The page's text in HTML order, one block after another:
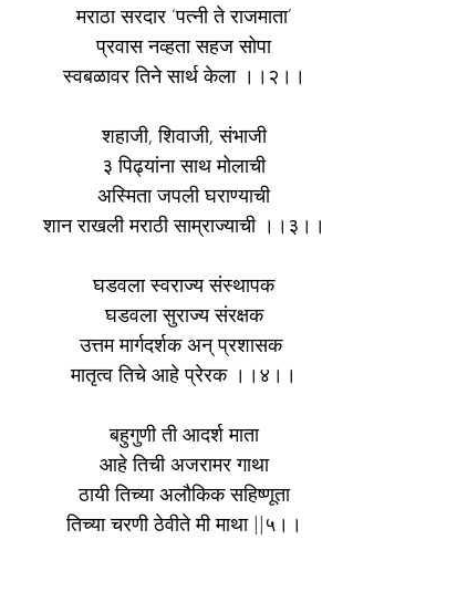
मराठा सरदार ‘पत्नी ते राजमाता’
प्रवास नव्हता सहज सोपा
स्वबळावर तिने सार्थ केला ।।२।।
शहाजी, शिवाजी, संभाजी
३ पिढ्यांना साथ मोलाची
अस्मिता जपली घराण्याची
शान राखली मराठी साम्राज्याची ।।३।।
घडवला स्वराज्य संस्थापक
घडवला सुराज्य संरक्षक
उत्तम मार्गदर्शक अन् प्रशासक
मातृत्व तिचे आहे प्रेरक ।।४।।
बहुगुणी ती आदर्श माता
आहे तिची अजरामर गाथा
ठायी तिच्या अलौकिक सहिष्णूता
तिच्या चरणी ठेवीते मी माथा ||५।।